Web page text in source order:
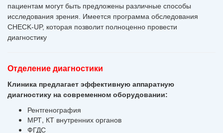
пациентам могут быть предложены различные способы
исследования зрения. Имеется программа обследования
CHECK-UP, которая позволит полноценно провести
диагностику
Отделение диагностики
Клиника предлагает эффективную аппаратную
диагностику на современном оборудовании:
Рентгенография
МРТ, КТ внутренних органов
ФГДС